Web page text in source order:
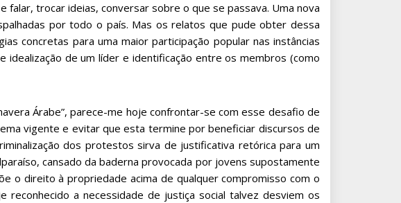
trocar ideias, conversar sobre o que se passava. Uma nova
por todo o país. Mas os relatos que pude obter dessa
concretas para uma maior participação popular nas instâncias
idealização de um líder e identificação entre os membros (como
Árabe”, parece-me hoje confrontar-se com esse desafio de
vigente e evitar que esta termine por beneficiar discursos de
dos protestos sirva de justificativa retórica para um
cansado da baderna provocada por jovens supostamente
o direito à propriedade acima de qualquer compromisso com o
a necessidade de justiça social talvez desviem os